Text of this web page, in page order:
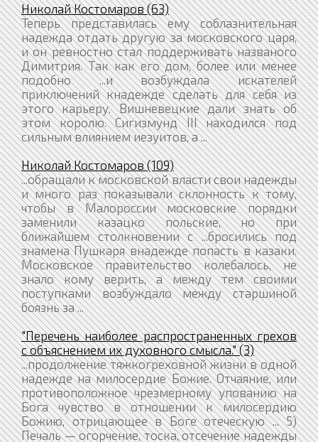
Николай Костомаров (63)
Теперь представилась ему соблазнительная
надежда отдать другую за московского царя,
и он ревностно стал поддерживать названого
Димитрия. Так как его дом, более или менее
подобно ...и возбуждала искателей
приключений кнадежде сделать для себя из
этого карьеру. Вишневецкие дали знать об
этом королю. Сигизмунд III находился под
сильным влиянием иезуитов, а ...
Николай Костомаров (109)
...обращали к московской власти свои надежды
и много раз показывали склонность к тому,
чтобы в Малороссии московские порядки
заменили казацко польские, но при
ближайшем столкновении с ...бросились под
знамена Пушкаря внадежде попасть в казаки.
Московское правительство колебалось, не
знало кому верить, а между тем своими
поступками возбуждало между старшиной
боязнь за ...
"Перечень наиболее распространенных грехов
с объяснением их духовного смысла." (3)
...продолжение тяжкогреховной жизни в одной
надежде на милосердие Божие. Отчаяние, или
противоположное чрезмерному упованию на
Бога чувство в отношении к милосердию
Божию, отрицающее в Боге отеческую ... 5)
Печаль — огорчение, тоска, отсечение надежды